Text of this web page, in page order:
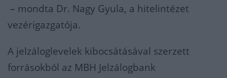
– mondta Dr. Nagy Gyula, a hitelintézet
vezérigazgatója.
A jelzáloglevelek kibocsátásával szerzett
forrásokból az MBH Jelzálogbank